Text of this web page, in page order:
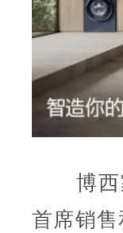
博西家
首席销